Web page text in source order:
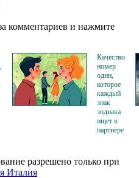
комментариев и нажмите
Качество
номер
один,
которое
каждый
знак
зодиака
ищет в
партнёре
разрешено только при
Италия